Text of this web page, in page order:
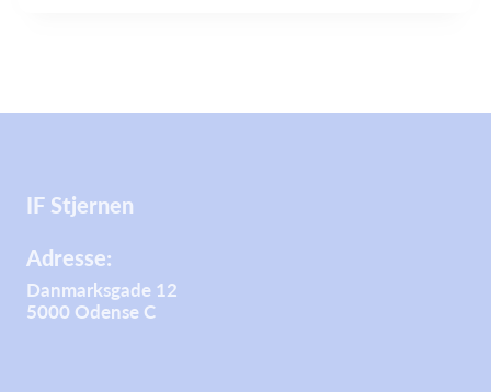
IF Stjernen
Adresse:
Danmarksgade 12
5000 Odense C